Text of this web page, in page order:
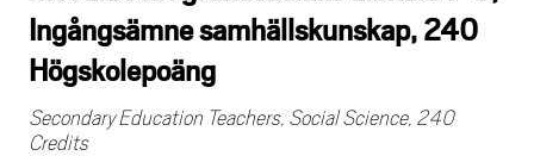
Ingångsämne samhällskunskap, 240
Högskolepoäng
Secondary Education Teachers, Social Science, 240
Credits